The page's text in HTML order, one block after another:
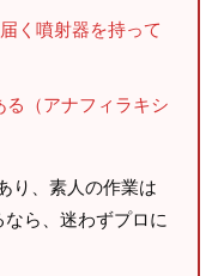
く噴射器を持って
（アナフィラキシ
り、素人の作業は
ら、迷わずプロに